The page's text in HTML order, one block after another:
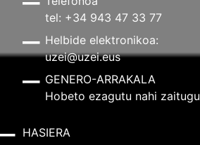
tel: +34 943 47 33 77
Helbide elektronikoa:
uzei@uzei.eus
GENERO-ARRAKALA
Hobeto ezagutu nahi zaitugu
HASIERA